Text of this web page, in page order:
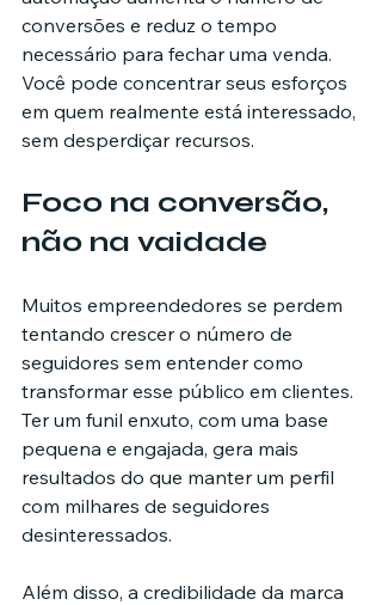
conversões e reduz o tempo
necessário para fechar uma venda.
Você pode concentrar seus esforços
em quem realmente está interessado,
sem desperdiçar recursos.
Foco na conversão,
não na vaidade
Muitos empreendedores se perdem
tentando crescer o número de
seguidores sem entender como
transformar esse público em clientes.
Ter um funil enxuto, com uma base
pequena e engajada, gera mais
resultados do que manter um perfil
com milhares de seguidores
desinteressados.
Além disso, a credibilidade da marca